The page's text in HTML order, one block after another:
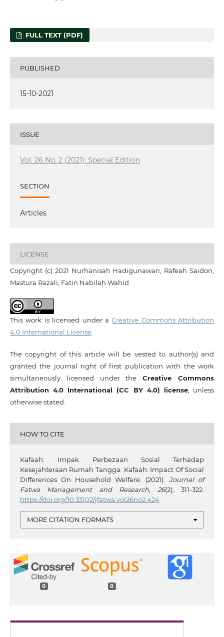
FULL TEXT (PDF)
PUBLISHED
15-10-2021
ISSUE
Vol. 26 No. 2 (2021): Special Edition
SECTION
Articles
LICENSE
Copyright (c) 2021 Nurhanisah Hadigunawan, Rafeah Saidon,
Mastura Razali, Fatin Nabilah Wahid
This work is licensed under aCreative Commons Attribution
4.0 International License.
The copyright of this article will be vested to author(s) and
granted the journal right of first publication with the work
simultaneously licensed under theCreative Commons
Attribution 4.0 International (CC BY 4.0) license, unless
otherwise stated.
HOW TO CITE
Kafaah: Impak Perbezaan Sosial Terhadap
Kesejahteraan Rumah Tangga: Kafaah: Impact Of Social
Differences On Household Welfare. (2021).Journal of
Fatwa Management and Research
26(2), 311-322.
https://doi.org/10.33102/jfatwa.vol26no2.424
MORE CITATION FORMATS
0 0